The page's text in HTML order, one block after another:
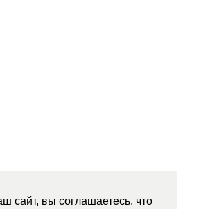
сайт, вы соглашаетесь, что